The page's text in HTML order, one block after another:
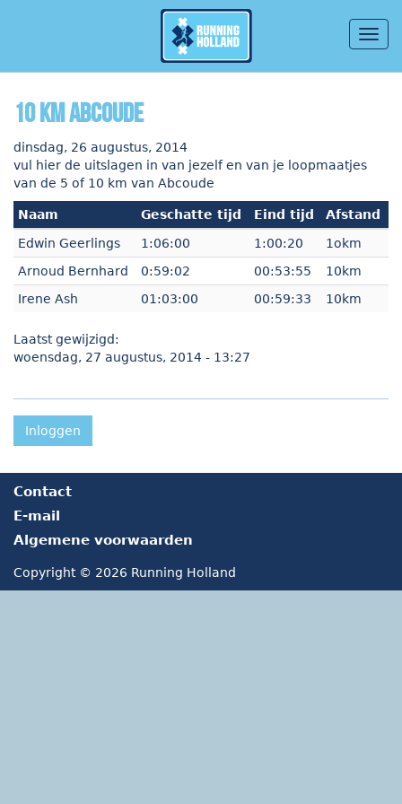
Overslaan en naar de inhoud gaan
10 km Abcoude
dinsdag, 26 augustus, 2014
vul hier de uitslagen in van jezelf en van je loopmaatjes
van de 5 of 10 km van Abcoude
Naam Geschatte tijd Eind tijd
Afstand
Edwin Geerlings
1:06:00 1:00:20
1okm
Arnoud Bernhard
0:59:02 00:53:55
10km
Irene Ash
01:03:00 00:59:33 10km
Laatst gewijzigd:
woensdag, 27 augustus, 2014 - 13:27
Inloggen
Contact
E-mail
Algemene voorwaarden
Copyright © 2026 Running Holland